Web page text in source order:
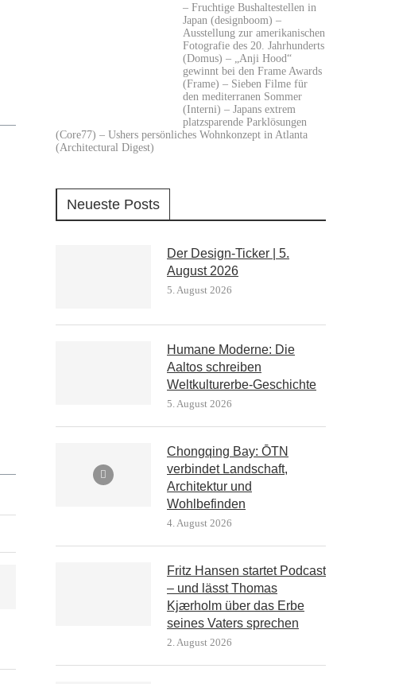
– Fruchtige Bushaltestellen in
Japan (designboom) –
Ausstellung zur amerikanischen
Fotografie des 20. Jahrhunderts
(Domus) – „Anji Hood“
gewinnt bei den Frame Awards
(Frame) – Sieben Filme für
den mediterranen Sommer
(Interni) – Japans extrem
platzsparende Parklösungen
(Core77) – Ushers persönliches Wohnkonzept in Atlanta
(Architectural Digest)
Neueste Posts
Der Design-Ticker | 5.
August 2026
5. August 2026
Humane Moderne: Die
Aaltos schreiben
Weltkulturerbe-Geschichte
5. August 2026
Chongqing Bay: ŌTN
verbindet Landschaft,
Architektur und
Wohlbefinden
4. August 2026
Fritz Hansen startet Podcast
– und lässt Thomas
Kjærholm über das Erbe
seines Vaters sprechen
2. August 2026